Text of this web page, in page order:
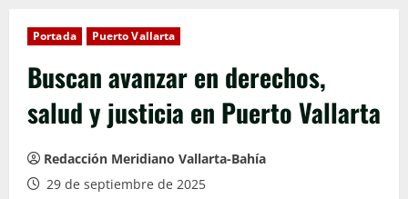
Portada Puerto Vallarta
Buscan avanzar en derechos,
salud y justicia en Puerto Vallarta
Redacción Meridiano Vallarta-Bahía
29 de septiembre de 2025